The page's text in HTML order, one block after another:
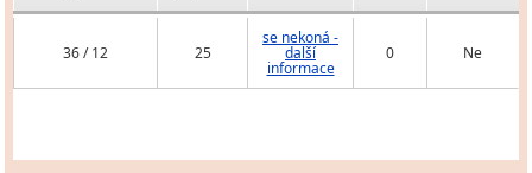
36 / 12 25
se nekoná -
další
informace
0 Ne